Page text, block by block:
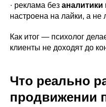
· реклама без
настроена на лайки, а не
Как итог — психолог
клиенты не доходят до
Что реально
продвижении